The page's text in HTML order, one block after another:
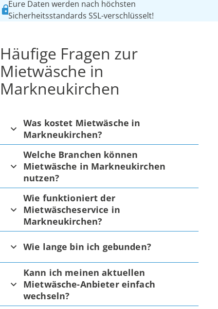
Eure Daten werden nach höchsten
Sicherheitsstandards SSL-verschlüsselt!
Häufige Fragen zur
Mietwäsche in
Markneukirchen
Was kostet Mietwäsche in
Markneukirchen?
Welche Branchen können
Mietwäsche in Markneukirchen
nutzen?
Wie funktioniert der
Mietwäscheservice in
Markneukirchen?
Wie lange bin ich gebunden?
Kann ich meinen aktuellen
Mietwäsche-Anbieter einfach
wechseln?